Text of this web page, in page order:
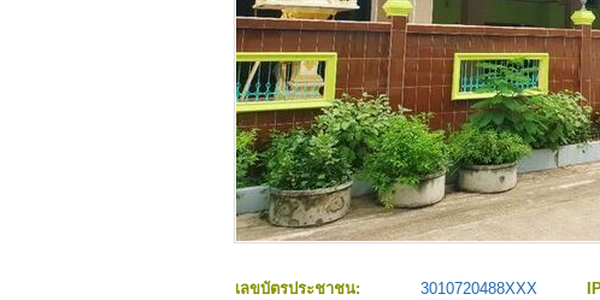
เลขบัตรประชาชน: 3010720488XXX